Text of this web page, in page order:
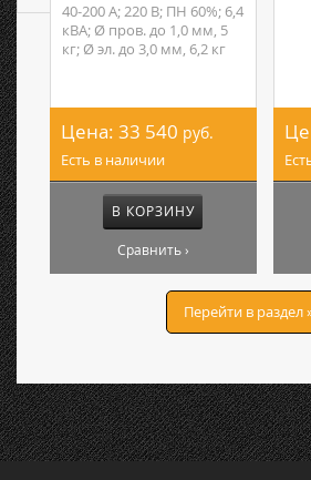
40-200 А; 220 В; ПН 60%; 6,4
кВА; Ø пров. до 1,0 мм, 5
кг; Ø эл. до 3,0 мм, 6,2 кг
Цена: 33 540 руб.
Есть в наличии
В КОРЗИНУ
Сравнить ›
Перейти в раздел